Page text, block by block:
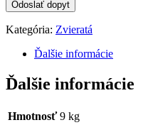
Kategória: Zvieratá
Ďalšie informácie
Ďalšie informácie
Hmotnosť 9 kg